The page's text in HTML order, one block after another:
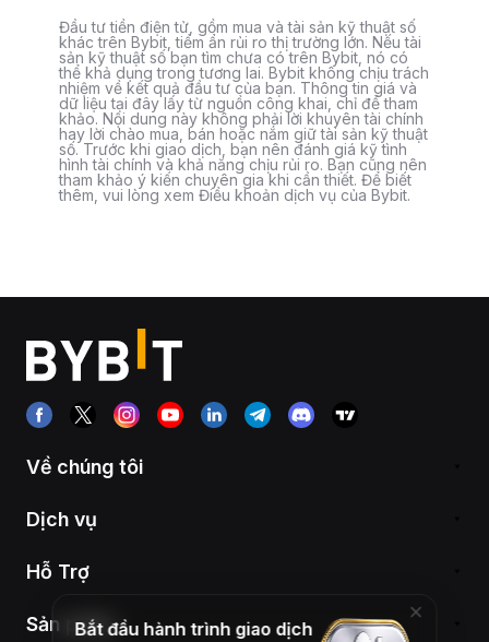
Đầu tư tiền điện tử, gồm mua và tài sản kỹ thuật số
khác trên Bybit, tiềm ẩn rủi ro thị trường lớn. Nếu tài
sản kỹ thuật số bạn tìm chưa có trên Bybit, nó có
thể khả dụng trong tương lai. Bybit không chịu trách
nhiệm về kết quả đầu tư của bạn. Thông tin giá và
dữ liệu tại đây lấy từ nguồn công khai, chỉ để tham
khảo. Nội dung này không phải lời khuyên tài chính
hay lời chào mua, bán hoặc nắm giữ tài sản kỹ thuật
số. Trước khi giao dịch, bạn nên đánh giá kỹ tình
hình tài chính và khả năng chịu rủi ro. Bạn cũng nên
tham khảo ý kiến chuyên gia khi cần thiết. Để biết
thêm, vui lòng xem Điều khoản dịch vụ của Bybit.
Về chúng tôi
Dịch vụ
Hỗ Trợ
Sản phẩmBắt đầu hành trình giao dịch